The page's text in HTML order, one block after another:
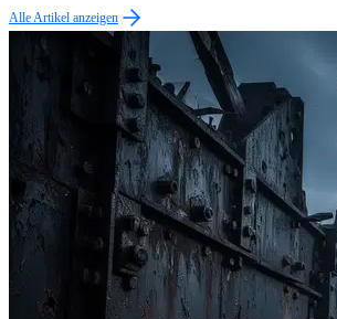
Alle Artikel anzeigen